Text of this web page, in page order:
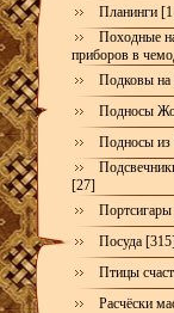
Планинги
Походные
приборов в
Подковы на
Подносы
Подносы из
[27]
Посуда [315]
Птицы
Расчёски